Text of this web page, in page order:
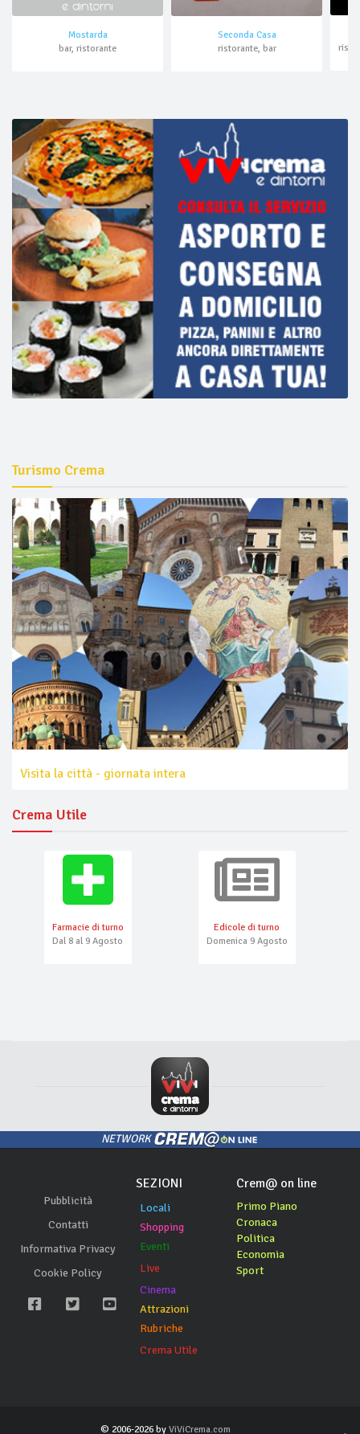
Mostarda
bar, ristorante
Seconda Casa
ristorante, bar
Turismo Crema
Visita la città - giornata intera
Crema Utile
Farmacie di turno
Dal 8 al 9 Agosto
Edicole di turno
Domenica 9 Agosto
NETWORK
Pubblicità
Contatti
Informativa Privacy
Cookie Policy
SEZIONI
Locali
Shopping
Eventi
Live
Cinema
Attrazioni
Rubriche
Crema Utile
Crem@ on line
Primo Piano
Cronaca
Politica
Economia
Sport
© 2006-2026 by ViViCrema.com